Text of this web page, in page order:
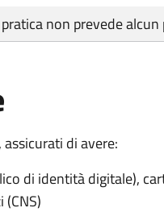
non prevede
di avere:
di identità digitale),